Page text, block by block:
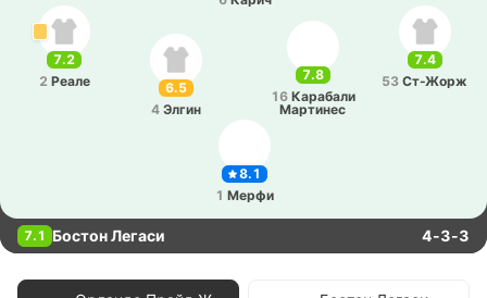
8.1
1 Мерфи
7.4
53 Ст-Жорж
7.8
16 Ка­ра­ба­ли
Ма­рти­нес
7.2
2 Реале
6.5
4 Элгин
7.1 Бостон Легаси 4-3-3